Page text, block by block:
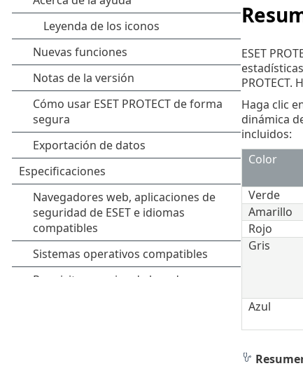
ESET
PROTECT.
Haga clic
dinámica
incluidos:
Color
Verde
Amarillo
Rojo
Gris
Azul